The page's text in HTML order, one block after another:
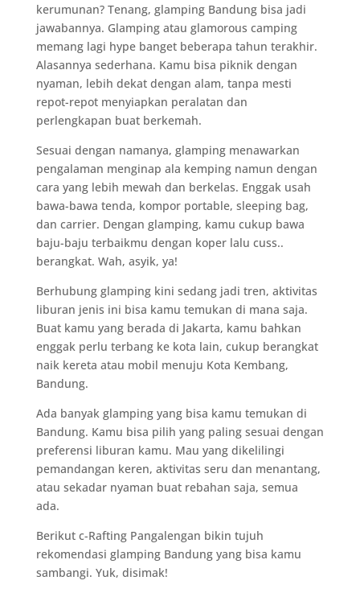
kerumunan? Tenang, glamping Bandung bisa jadi
jawabannya. Glamping atau glamorous camping
memang lagi hype banget beberapa tahun terakhir.
Alasannya sederhana. Kamu bisa piknik dengan
nyaman, lebih dekat dengan alam, tanpa mesti
repot-repot menyiapkan peralatan dan
perlengkapan buat berkemah.
Sesuai dengan namanya, glamping menawarkan
pengalaman menginap ala kemping namun dengan
cara yang lebih mewah dan berkelas. Enggak usah
bawa-bawa tenda, kompor portable, sleeping bag,
dan carrier. Dengan glamping, kamu cukup bawa
baju-baju terbaikmu dengan koper lalu cuss..
berangkat. Wah, asyik, ya!
Berhubung glamping kini sedang jadi tren, aktivitas
liburan jenis ini bisa kamu temukan di mana saja.
Buat kamu yang berada di Jakarta, kamu bahkan
enggak perlu terbang ke kota lain, cukup berangkat
naik kereta atau mobil menuju Kota Kembang,
Bandung.
Ada banyak glamping yang bisa kamu temukan di
Bandung. Kamu bisa pilih yang paling sesuai dengan
preferensi liburan kamu. Mau yang dikelilingi
pemandangan keren, aktivitas seru dan menantang,
atau sekadar nyaman buat rebahan saja, semua
ada.
Berikut c-Rafting Pangalengan bikin tujuh
rekomendasi glamping Bandung yang bisa kamu
sambangi. Yuk, disimak!